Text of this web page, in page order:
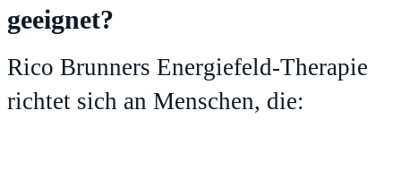
geeignet?
Rico Brunners Energiefeld-Therapie
richtet sich an Menschen, die: